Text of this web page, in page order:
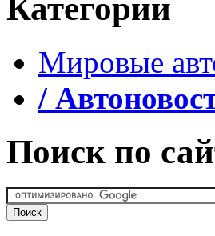
Категории
Мировые
/
Поиск по